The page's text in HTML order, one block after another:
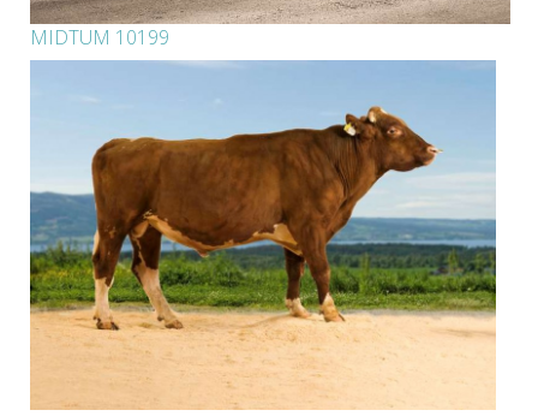
MIDTUM 10199